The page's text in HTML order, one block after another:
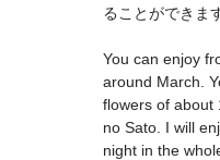
ることができま
You can enjoy
around March.
flowers of about
no Sato. I will
night in the